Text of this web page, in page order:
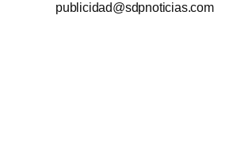
publicidad@sdpnoticias.com